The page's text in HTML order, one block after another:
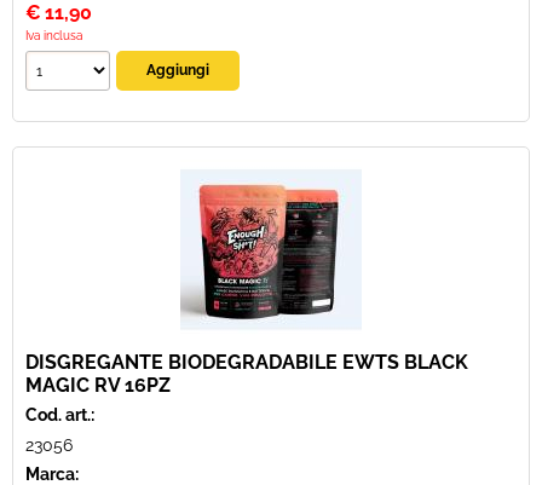
€ 11,90
Iva inclusa
DISGREGANTE BIODEGRADABILE EWTS BLACK
MAGIC RV 16PZ
Cod. art.:
23056
Marca: